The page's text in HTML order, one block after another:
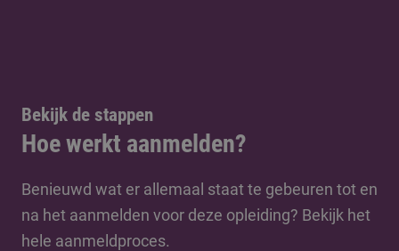
Bekijk de stappen
Hoe werkt aanmelden?
Benieuwd wat er allemaal staat te gebeuren tot en
na het aanmelden voor deze opleiding? Bekijk het
hele aanmeldproces.